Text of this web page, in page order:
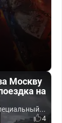
Москву
на
4